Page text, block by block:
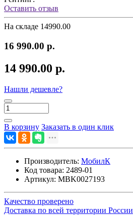
Оставить отзыв
На складе 14990.00
16 990.00 р.
14 990.00 р.
Нашли дешевле?
В корзину Заказать в один клик
Производитель: МобилК
Код товара: 2489-01
Артикул: MBK0027193
Качество проверено
Доставка по всей территории России